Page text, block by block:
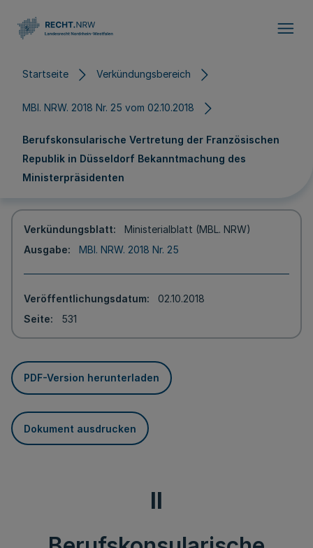
Startseite Verkündungsbereich
MBl. NRW. 2018 Nr. 25 vom 02.10.2018
Berufskonsularische Vertretung der Französischen
Republik in Düsseldorf Bekanntmachung des
Ministerpräsidenten
Verkündungsblatt
Ministerialblatt (MBL. NRW)
Ausgabe
MBl. NRW. 2018 Nr. 25
Veröffentlichungsdatum
02.10.2018
Seite
531
PDF-Version herunterladen
Dokument ausdrucken
II